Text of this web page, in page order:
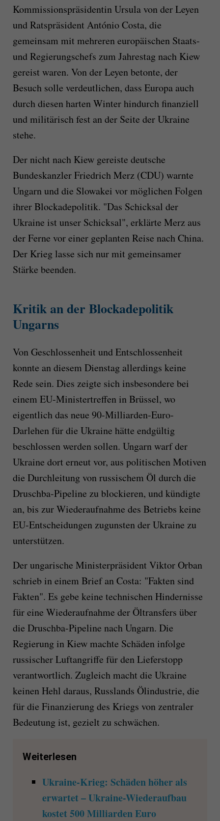
Kommissionspräsidentin Ursula von der Leyen
und Ratspräsident António Costa, die
gemeinsam mit mehreren europäischen Staats-
und Regierungschefs zum Jahrestag nach Kiew
gereist waren. Von der Leyen betonte, der
Besuch solle verdeutlichen, dass Europa auch
durch diesen harten Winter hindurch finanziell
und militärisch fest an der Seite der Ukraine
stehe.
Der nicht nach Kiew gereiste deutsche
Bundeskanzler Friedrich Merz (CDU) warnte
Ungarn und die Slowakei vor möglichen Folgen
ihrer Blockadepolitik. "Das Schicksal der
Ukraine ist unser Schicksal", erklärte Merz aus
der Ferne vor einer geplanten Reise nach China.
Der Krieg lasse sich nur mit gemeinsamer
Stärke beenden.
Kritik an der Blockadepolitik
Ungarns
Von Geschlossenheit und Entschlossenheit
konnte an diesem Dienstag allerdings keine
Rede sein. Dies zeigte sich insbesondere bei
einem EU-Ministertreffen in Brüssel, wo
eigentlich das neue 90-Milliarden-Euro-
Darlehen für die Ukraine hätte endgültig
beschlossen werden sollen. Ungarn warf der
Ukraine dort erneut vor, aus politischen Motiven
die Durchleitung von russischem Öl durch die
Druschba-Pipeline zu blockieren, und kündigte
an, bis zur Wiederaufnahme des Betriebs keine
EU-Entscheidungen zugunsten der Ukraine zu
unterstützen.
Der ungarische Ministerpräsident Viktor Orban
schrieb in einem Brief an Costa: "Fakten sind
Fakten". Es gebe keine technischen Hindernisse
für eine Wiederaufnahme der Öltransfers über
die Druschba-Pipeline nach Ungarn. Die
Regierung in Kiew machte Schäden infolge
russischer Luftangriffe für den Lieferstopp
verantwortlich. Zugleich macht die Ukraine
keinen Hehl daraus, Russlands Ölindustrie, die
für die Finanzierung des Kriegs von zentraler
Bedeutung ist, gezielt zu schwächen.
Weiterlesen
Ukraine-Krieg: Schäden höher als
erwartet – Ukraine-Wiederaufbau
kostet 500 Milliarden Euro